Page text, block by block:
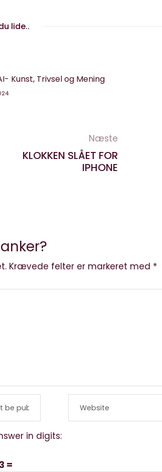
lide..
Kunst, Trivsel og Mening
Næste
KLOKKEN SLÅET FOR
IPHONE
Krævede felter er markeret med *
in digits:
=